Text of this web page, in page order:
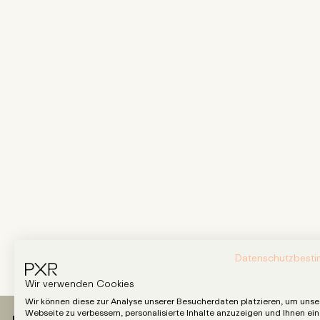
Wir verwenden Cookies
Wir können diese zur Analyse unserer Besucherdaten platzieren, um
Webseite zu verbessern, personalisierte Inhalte anzuzeigen und Ihnen ein